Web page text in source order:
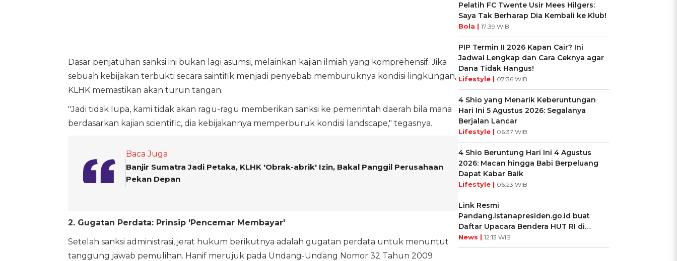
Dasar penjatuhan sanksi ini bukan lagi asumsi, melainkan kajian ilmiah yang komprehensif. Jika
sebuah kebijakan terbukti secara saintifik menjadi penyebab memburuknya kondisi lingkungan,
KLHK memastikan akan turun tangan.
"Jadi tidak lupa, kami tidak akan ragu-ragu memberikan sanksi ke pemerintah daerah bila mana
berdasarkan kajian scientific, dia kebijakannya memperburuk kondisi landscape," tegasnya.
Baca Juga
Banjir Sumatra Jadi Petaka, KLHK 'Obrak-abrik' Izin, Bakal Panggil Perusahaan
Pekan Depan
2. Gugatan Perdata: Prinsip 'Pencemar Membayar'
Setelah sanksi administrasi, jerat hukum berikutnya adalah gugatan perdata untuk menuntut
tanggung jawab pemulihan. Hanif merujuk pada Undang-Undang Nomor 32 Tahun 2009
Pelatih FC Twente Usir Mees Hilgers:
Saya Tak Berharap Dia Kembali ke Klub!
Bola | 17:39 WIB
PIP Termin II 2026 Kapan Cair? Ini
Jadwal Lengkap dan Cara Ceknya agar
Dana Tidak Hangus!
Lifestyle | 07:36 WIB
4 Shio yang Menarik Keberuntungan
Hari Ini 5 Agustus 2026: Segalanya
Berjalan Lancar
Lifestyle | 06:37 WIB
4 Shio Beruntung Hari Ini 4 Agustus
2026: Macan hingga Babi Berpeluang
Dapat Kabar Baik
Lifestyle | 06:23 WIB
Link Resmi
Pandang.istanapresiden.go.id buat
Daftar Upacara Bendera HUT RI di
Istana Negara
News | 12:13 WIB